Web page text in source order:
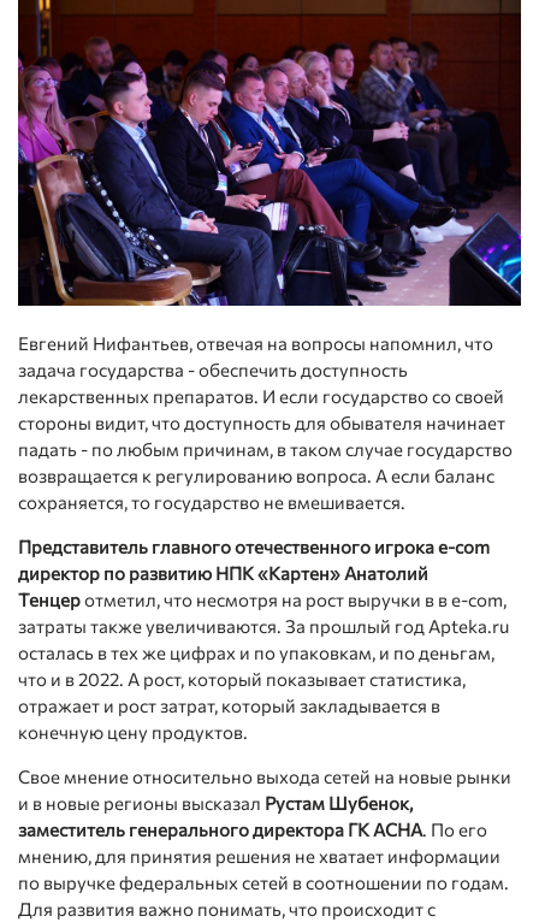
Евгений Нифантьев, отвечая на вопросы напомнил, что
задача государства - обеспечить доступность
лекарственных препаратов. И если государство со своей
стороны видит, что доступность для обывателя начинает
падать - по любым причинам, в таком случае государство
возвращается к регулированию вопроса. А если баланс
сохраняется, то государство не вмешивается.
Представитель главного отечественного игрока e-com
директор по развитию НПК «Картен» Анатолий
Тенцеротметил, что несмотря на рост выручки в в e-com,
затраты также увеличиваются. За прошлый год Apteka.ru
осталась в тех же цифрах и по упаковкам, и по деньгам,
что и в 2022. А рост, который показывает статистика,
отражает и рост затрат, который закладывается в
конечную цену продуктов.
Свое мнение относительно выхода сетей на новые рынки
и в новые регионы высказал Рустам Шубенок,
заместитель генерального директора ГК АСНА. По его
мнению, для принятия решения не хватает информации
по выручке федеральных сетей в соотношении по годам.
Для развития важно понимать, что происходит с